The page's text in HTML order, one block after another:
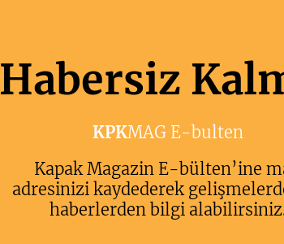
Habersiz
KPKMAG E-bulten
Kapak Magazin E-bülten’ine
adresinizi kaydederek
haberlerden bilgi